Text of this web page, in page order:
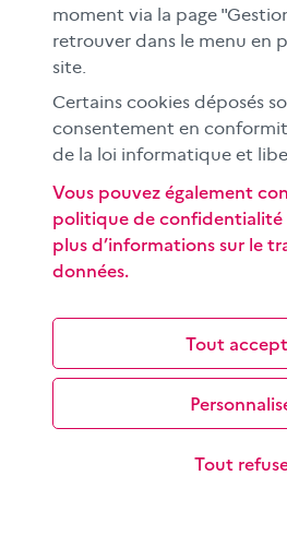
À l'international
CLEMI sup
Espace presse
Si vous souhaitez vous abonner
d'information mensuelle du CLEMI,
moment via la page
retrouver dans le menu en
site.
Certains cookies déposés
consentement en
de la loi informatique et
Tout
Tout
Vous pouvez également
politique de confidentialité
plus d’informations sur le
données.